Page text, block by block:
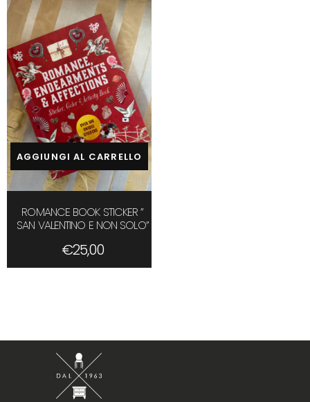
AGGIUNGI AL CARRELLO
ROMANCE BOOK STICKER ”
SAN VALENTINO E NON SOLO”
€25,00